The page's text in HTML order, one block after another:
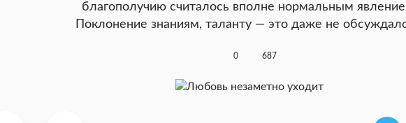
благополучию считалось вполне нормаль­ным
Поклонение знаниям, таланту — это даже не
0 687